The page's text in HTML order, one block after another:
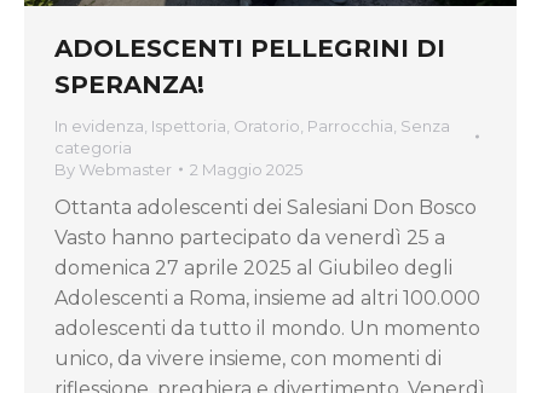
ADOLESCENTI PELLEGRINI DI
SPERANZA!
In evidenza Ispettoria Oratorio Parrocchia Senza
categoria
By Webmaster 2 Maggio 2025
Ottanta adolescenti dei Salesiani Don Bosco
Vasto hanno partecipato da venerdì 25 a
domenica 27 aprile 2025 al Giubileo degli
Adolescenti a Roma, insieme ad altri 100.000
adolescenti da tutto il mondo. Un momento
unico, da vivere insieme, con momenti di
riflessione, preghiera e divertimento. Venerdì